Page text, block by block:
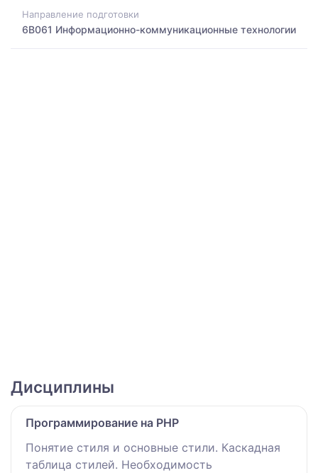
Направление подготовки
6B061 Информационно-коммуникационные технологии
Дисциплины
Программирование на РНР
Понятие стиля и основные стили. Каскадная
таблица стилей. Необходимость